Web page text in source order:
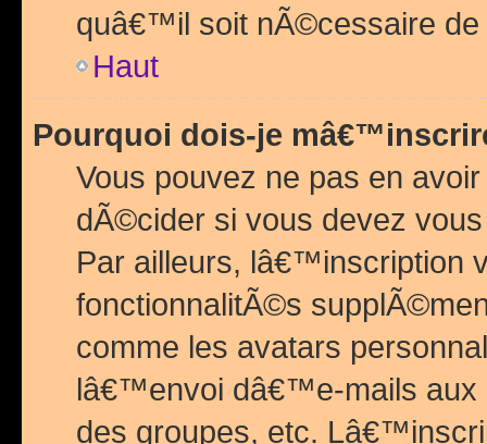
quâ€™il soit nÃ©cessaire de
Haut
Pourquoi dois-je
Vous pouvez ne pas en
dÃ©cider si vous devez
Par ailleurs, lâ€™inscription
fonctionnalitÃ©s
comme les avatars
lâ€™envoi dâ€™e-mails
des groupes, etc.